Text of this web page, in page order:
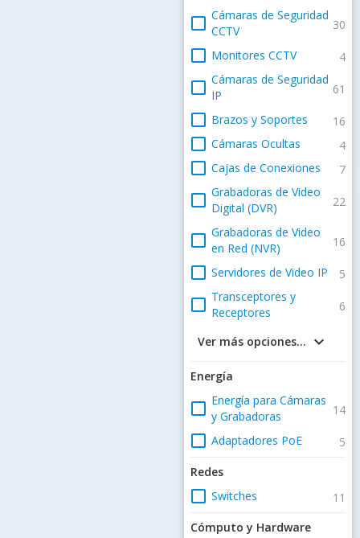
check_box_outline_blank Cámaras de Seguridad
CCTV
30
check_box_outline_blank Monitores CCTV 4
check_box_outline_blank Cámaras de Seguridad
IP
61
check_box_outline_blank Brazos y Soportes 16
check_box_outline_blank Cámaras Ocultas 4
check_box_outline_blank Cajas de Conexiones 7
check_box_outline_blank Grabadoras de Video
Digital (DVR)
22
check_box_outline_blank Grabadoras de Video
en Red (NVR)
16
check_box_outline_blank Servidores de Video IP 5
check_box_outline_blank Transceptores y
Receptores
6
keyboard_arrow_down
Ver más opciones...
Energía
check_box_outline_blank Energía para Cámaras
y Grabadoras
14
check_box_outline_blank Adaptadores PoE
5
Redes
check_box_outline_blank Switches
11
Cómputo y Hardware